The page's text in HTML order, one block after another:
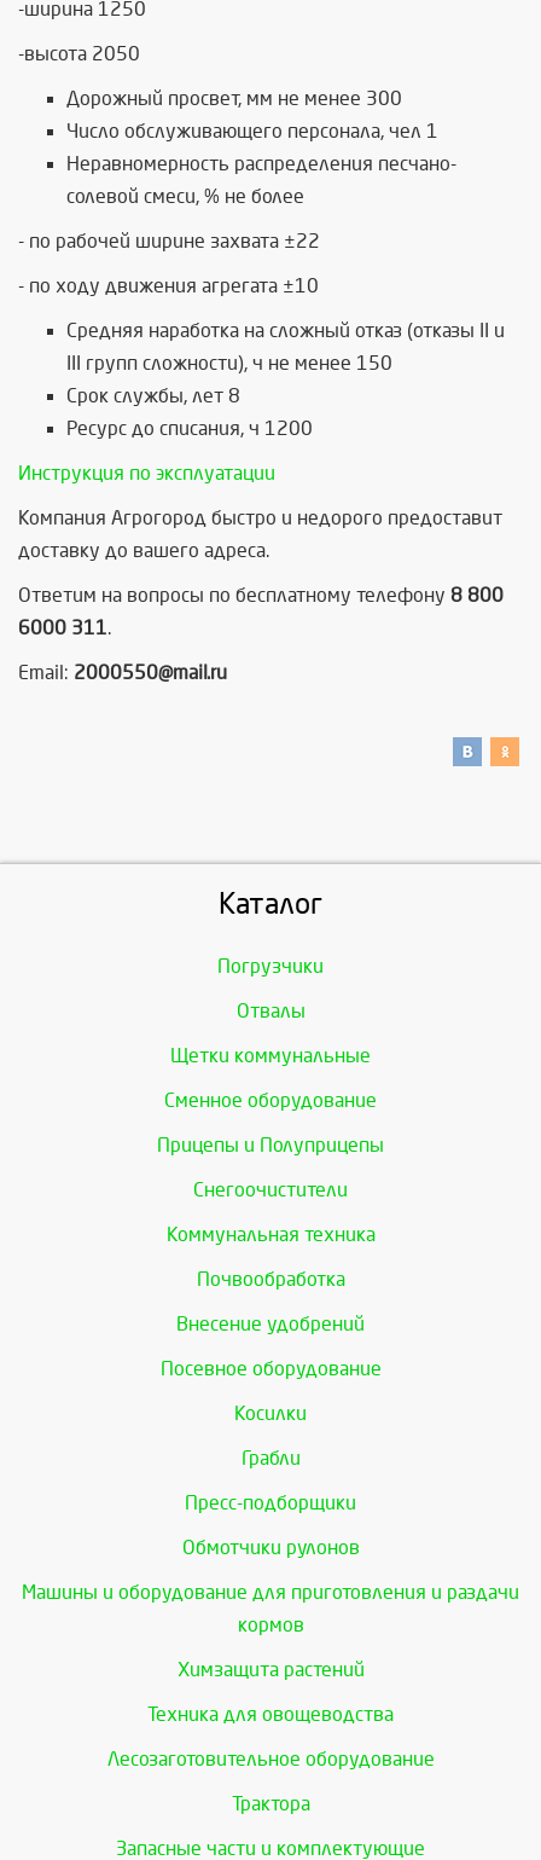
-ширина 1250
-высота 2050
Дорожный просвет, мм не менее 300
Число обслуживающего персонала, чел 1
Неравномерность распределения песчано-
солевой смеси, % не более
- по рабочей ширине захвата ±22
- по ходу движения агрегата ±10
Средняя наработка на сложный отказ (отказы II и
III групп сложности), ч не менее 150
Срок службы, лет 8
Ресурс до списания, ч 1200
Инструкция по эксплуатации
Компания Агрогород быстро и недорого предоставит
доставку до вашего адреса.
Ответим на вопросы по бесплатному телефону 8 800
6000 311.
Email: 2000550@mail.ru
Каталог
Погрузчики
Отвалы
Щетки коммунальные
Сменное оборудование
Прицепы и Полуприцепы
Снегоочистители
Коммунальная техника
Почвообработка
Внесение удобрений
Посевное оборудование
Косилки
Грабли
Пресс-подборщики
Обмотчики рулонов
Машины и оборудование для приготовления и раздачи
кормов
Химзащита растений
Техника для овощеводства
Лесозаготовительное оборудование
Трактора
Запасные части и комплектующие